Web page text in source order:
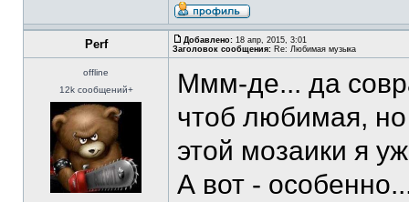
Perf Добавлено: 18 апр, 2015, 3:01
Заголовок сообщения: Re: Любимая музыка
offline
12k сообщений+
Ммм-де... да
чтоб любимая,
этой мозаики я
А вот -